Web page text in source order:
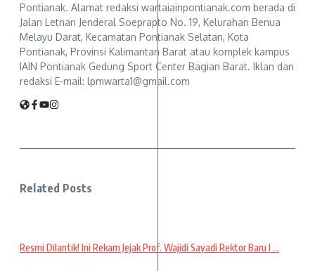
Pontianak. Alamat redaksi wartaiainpontianak.com berada di
Jalan Letnan Jenderal Soeprapto No. 19, Kelurahan Benua
Melayu Darat, Kecamatan Pontianak Selatan, Kota
Pontianak, Provinsi Kalimantan Barat atau komplek kampus
IAIN Pontianak Gedung Sport Center Bagian Barat. Iklan dan
redaksi E-mail: lpmwarta1@gmail.com
Related Posts
Resmi Dilantik! Ini Rekam Jejak Prof. Wajidi Sayadi Rektor Baru I ...